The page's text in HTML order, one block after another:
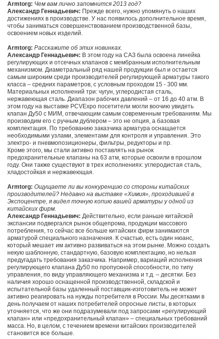
Armtorg: Чем вам лично запомнится 2013 год?
Александр Геннадьевич: Прежде всего, нужно упомянуть о наших
достижениях в производстве. У нас появилось дополнительное время,
чтобы заниматься совершенствованием производственной базы,
освоением новых изделий.
Armtorg: Расскажите об этих новинках.
Александр Геннадьевич: В этом году на САЗ была освоена линейка
регулирующих и отсечных клапанов с мембранным исполнительным
механизмом. Диаметральный ряд нашей продукции был и остается
самым широким среди производителей регулирующей арматуры такого
класса – средних параметров, с условным проходом 15 - 300 мм.
Материальных исполнений три: чугун, углеродистая сталь,
нержавеющая сталь. Диапазон рабочих давлений – от 16 до 40 атм. В
этом году на выставке PCVExpo посетители могли воочию увидеть
клапан Ду50 с МИМ, отвечающим самым современным требованиям. Мы
производим его с ручным дублером – это не опция, а базовая
комплектация. По требованию заказчика арматура оснащается
необходимыми узлами, элементами для контроля и управления. Это
электро- и пневмопозиционеры, фильтры, редукторы и пр.
Кроме этого, мы стали активно поставлять на рынок
предохранительные клапаны на 63 атм, которые освоили в прошлом
году. Они также существуют в трех исполнениях: углеродистая сталь,
хладостойкая и нержавеющая.
Armtorg: Ощущаете ли вы конкуренцию со стороны китайских
производителей? Недавно на выставке «Химия», проходившей в
Экспоцентре, я видел точную копию вашей арматуры у одной из
китайских фирм.
Александр Геннадьевич: Действительно, если раньше китайской
экспансии подвергался рынок общепрома, продукции массового
потребления, то сейчас все больше китайских фирм занимаются
арматурой специального назначения. К счастью, есть один нюанс,
который мешает им активно развиваться на этом рынке. Можно создать
некую шаблонную, стандартную, базовую комплектацию, но нельзя
предугадать требования заказчика. Например, вариаций исполнения
регулирующего клапана Ду50 по пропускной способности, по типу
управления, по виду управляющего механизма и т.д. – десятки. Без
наличия хорошо оснащенной производственной, складской и
испытательной базы удаленный поставщик-изготовитель не может
активно реагировать на нужды потребителя в России. Мы десятками в
день получаем от наших потребителей опросные листы, в которых
уточняется, что же они подразумевали под запросами «регулирующий
клапан» или «предохранительный клапан» – специальных требований
масса. Но, в целом, с течением времени китайских производителей
становится все больше.